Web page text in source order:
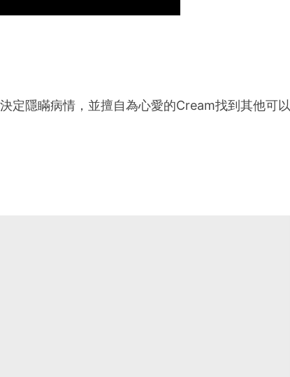
定隱瞞病情，並擅自為心愛的Cream找到其他可以